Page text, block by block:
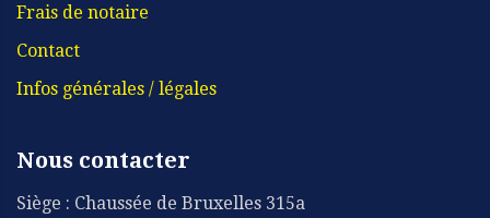
Frais de notaire
Contact
Infos générales / légales
Nous contacter
Siège : Chaussée de Bruxelles 315a